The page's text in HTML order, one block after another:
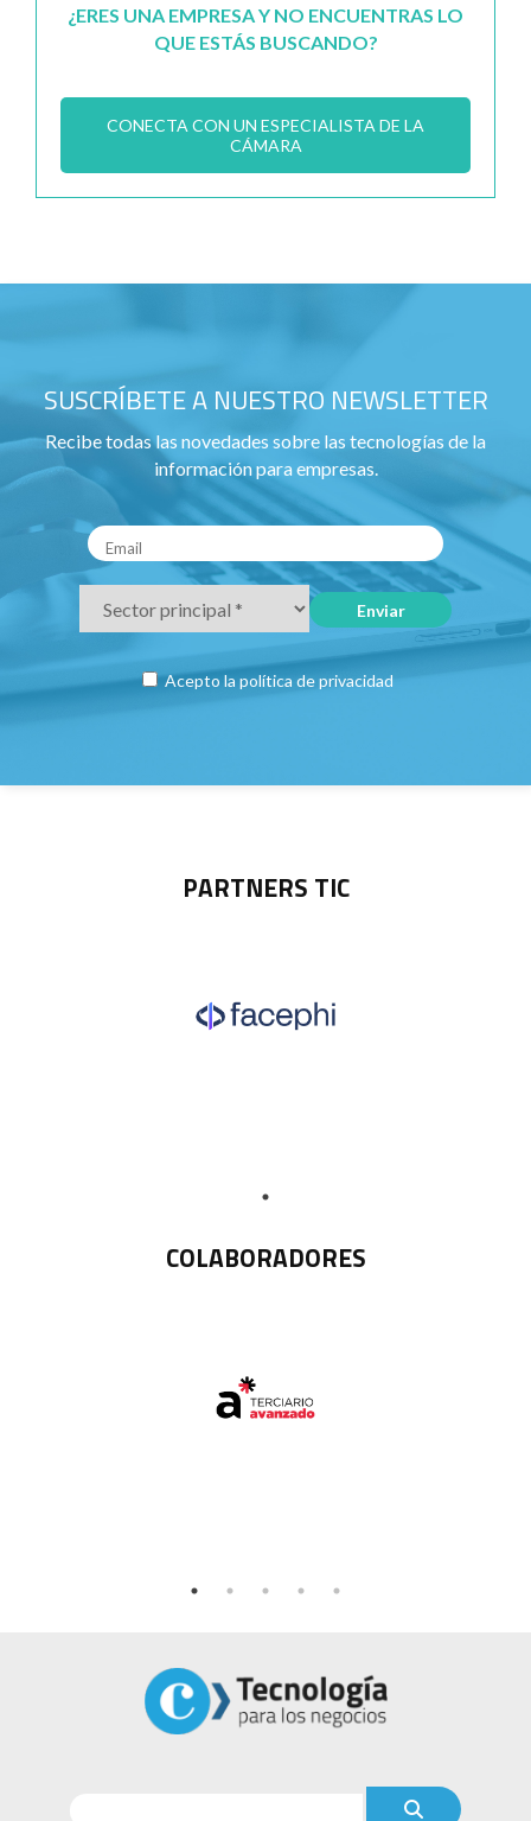
¿ERES UNA EMPRESA Y NO ENCUENTRAS LO
QUE ESTÁS BUSCANDO?
CONECTA CON UN ESPECIALISTA DE LA
CÁMARA
SUSCRÍBETE A NUESTRO NEWSLETTER
Recibe todas las novedades sobre las tecnologías de la
información para empresas.
Acepto la política de privacidad
PARTNERS TIC
COLABORADORES